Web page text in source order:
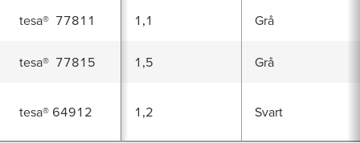
tesa® 77811 1,1 Grå
tesa® 77815 1,5 Grå
tesa® 64912 1,2 Svart